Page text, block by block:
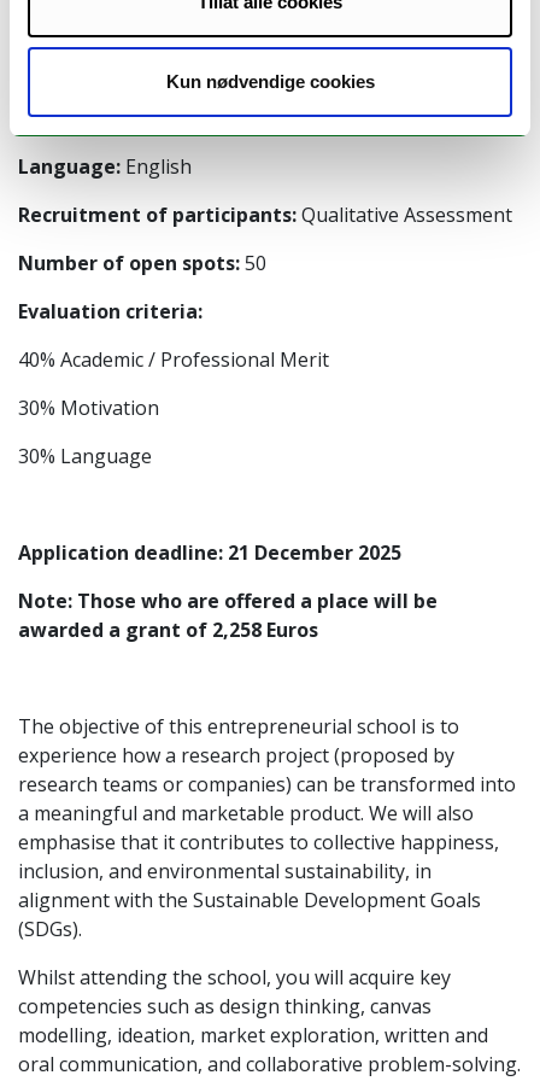
Kun nødvendige cookies
Workshop
Recognition:Transcript of records - ECTS
Language: English
Recruitment of participants:Qualitative Assessment
Number of open spots:50
Evaluation criteria:
40% Academic / Professional Merit
30% Motivation
30% Language
Application deadline: 21 December 2025
Note: Those who are offered a place will be
awarded a grant of 2,258 Euros
The objective of this entrepreneurial school is to
experience how a research project (proposed by
research teams or companies) can be transformed into
a meaningful and marketable product. We will also
emphasise that it contributes to collective happiness,
inclusion, and environmental sustainability, in
alignment with the Sustainable Development Goals
(SDGs).
Whilst attending the school, you will acquire key
competencies such as design thinking, canvas
modelling, ideation, market exploration, written and
oral communication, and collaborative problem-solving.